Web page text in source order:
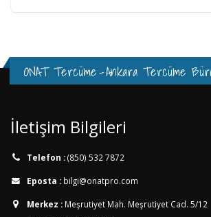
ONAT Tercüme-Ankara Tercüme
İletişim Bilgileri
Telefon :(850) 532 7872
Eposta : bilgi@onatpro.com
Merkez : Meşrutiyet Mah. Meşrutiyet Cad. 5/12